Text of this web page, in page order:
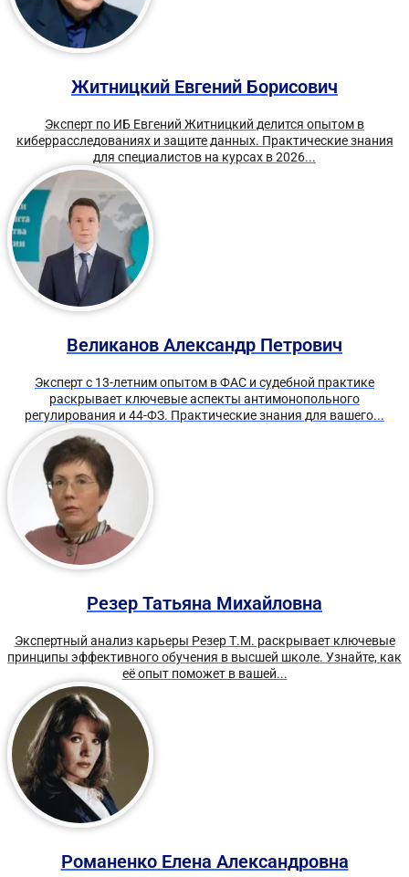
Житницкий Евгений Борисович
Эксперт по ИБ Евгений Житницкий делится опытом в
киберрасследованиях и защите данных. Практические знания
для специалистов на курсах в 2026...
Великанов Александр Петрович
Эксперт с 13-летним опытом в ФАС и судебной практике
раскрывает ключевые аспекты антимонопольного
регулирования и 44-ФЗ. Практические знания для вашего...
Резер Татьяна Михайловна
Экспертный анализ карьеры Резер Т.М. раскрывает ключевые
принципы эффективного обучения в высшей школе. Узнайте, как
её опыт поможет в вашей...
Романенко Елена Александровна